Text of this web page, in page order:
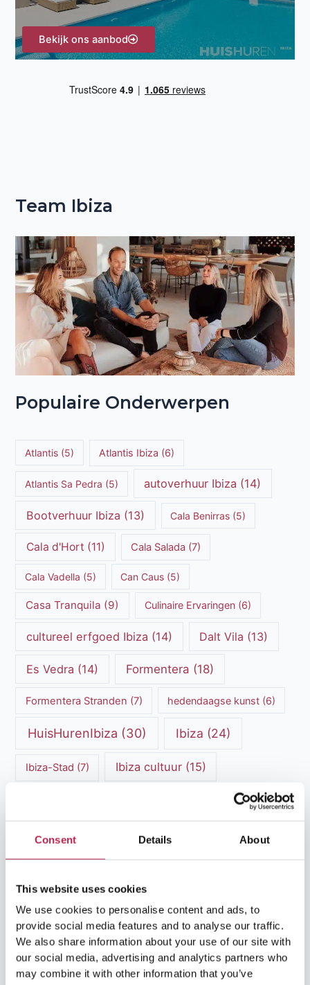
Consent Details About
This website uses cookies
We use cookies to personalise content and ads, to
provide social media features and to analyse our traffic.
We also share information about your use of our site with
our social media, advertising and analytics partners who
may combine it with other information that you’ve
Bekijk ons aanbod
Team Ibiza
Populaire Onderwerpen
Atlantis (5) Atlantis Ibiza (6)
Atlantis Sa Pedra (5) autoverhuur Ibiza (14)
Bootverhuur Ibiza (13) Cala Benirras (5)
Cala d'Hort (11) Cala Salada(7)
Cala Vadella (5) Can Caus (5)
Casa Tranquila (9) Culinaire Ervaringen(6)
cultureel erfgoed Ibiza (14) Dalt Vila (13)
Es Vedra (14) Formentera (18)
Formentera Stranden (7) hedendaagse kunst(6)
HuisHurenIbiza (30) Ibiza (24)
Ibiza-Stad (7) Ibiza cultuur(15)
Ibiza nachtleven(12)
Ibiza restaurants(9) Ibiza stranden(7)
ibiza vakantie(14)
Ibiza Villa Verhuur(6) luxe vakantie (5)
Luxe villa's Ibiza(43) luxe villas (13)